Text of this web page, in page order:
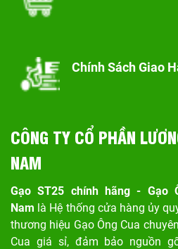
Chính Sách Giao
CÔNG TY CỔ PHẦN
NAM
Gạo ST25 chính hãng - Gạo
Nam là Hệ thống cửa hàng ủy
thương hiệu Gạo Ông Cua
Cua giá sỉ, đảm bảo nguồn